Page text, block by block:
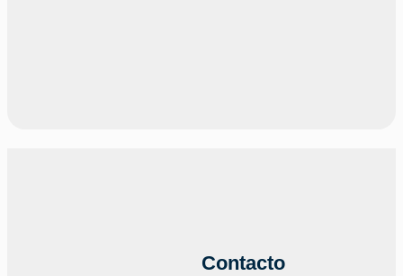
Contacto